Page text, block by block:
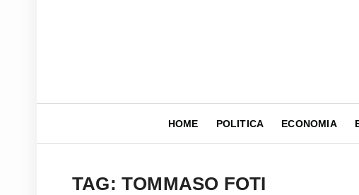
HOME POLITICA ECONOMIA
TAG: TOMMASO FOTI